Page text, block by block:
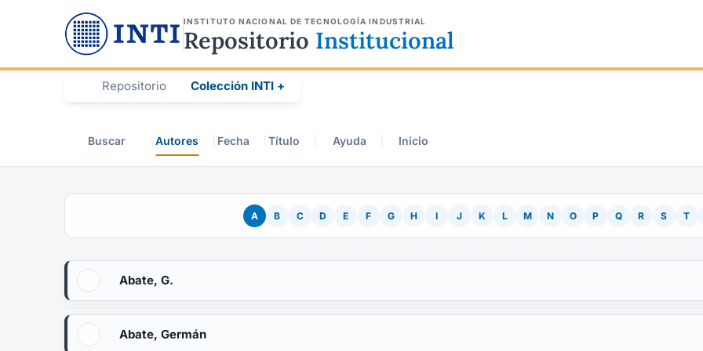
INSTITUTO NACIONAL DE TECNOLOGÍA INDUSTRIAL
Repositorio Institucional
Repositorio Colección INTI +
Buscar Autores Fecha Título Ayuda Inicio
A B C D E F G H I J K L M N O P Q R S T
Abate, G.
Abate, Germán